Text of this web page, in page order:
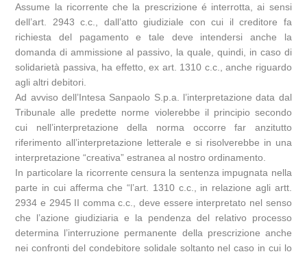
Assume la ricorrente che la prescrizione é interrotta, ai sensi
dell’art. 2943 c.c., dall’atto giudiziale con cui il creditore fa
richiesta del pagamento e tale deve intendersi anche la
domanda di ammissione al passivo, la quale, quindi, in caso di
solidarietà passiva, ha effetto, ex art. 1310 c.c., anche riguardo
agli altri debitori.
Ad avviso dell’Intesa Sanpaolo S.p.a. l’interpretazione data dal
Tribunale alle predette norme violerebbe il principio secondo
cui nell’interpretazione della norma occorre far anzitutto
riferimento all’interpretazione letterale e si risolverebbe in una
interpretazione “creativa” estranea al nostro ordinamento.
In particolare la ricorrente censura la sentenza impugnata nella
parte in cui afferma che “l’art. 1310 c.c., in relazione agli artt.
2934 e 2945 II comma c.c., deve essere interpretato nel senso
che l’azione giudiziaria e la pendenza del relativo processo
determina l’interruzione permanente della prescrizione anche
nei confronti del condebitore solidale soltanto nel caso in cui lo